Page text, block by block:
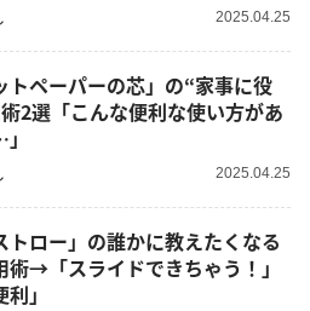
2025.04.25
トペーパーの芯」の“家事に役
2選「こんな便利な使い方があ
2025.04.25
トロー」の誰かに教えたくなる
術→「スライドできちゃう！」
」